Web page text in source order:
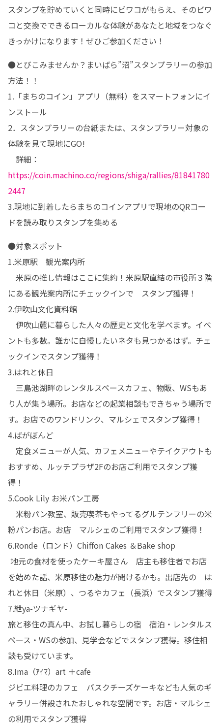
スタンプを貯めていくと同時にビワコがもらえ、そのビワ
コと交換でできるローカルな体験があなたと地域をつなぐ
きっかけになります！ぜひご参加ください！
●とびこみませんか？まいばら”沼”スタンプラリーの参加
方法！！
1.「まちのコイン」アプリ（無料）をスマートフォンにイ
ンストール
2．スタンプラリーの台紙または、スタンプラリー対象の
体験を見て現地にGO!
詳細：
https://coin.machino.co/regions/shiga/rallies/81841780
2447
3.現地に到着したらまちのコインアプリで現地のQRコー
ドを読み取りスタンプを集める
●対象スポット
1.米原駅　観光案内所
米原の推し情報はここに集約！米原駅直結の市役所３階
にある観光案内所にチェックインで　スタンプ獲得！
2.伊吹山文化資料館
伊吹山麓に暮らした人々の歴史と文化を学べます。イベ
ントも多数。誰かに自慢したいネタも見つかるはず。チェ
ックインでスタンプ獲得！
3.はれと休日
三島池湖畔のレンタルスペースカフェ、物販、WSもあ
り人が集う場所。お店などの起業相談もできちゃう場所で
す。お店でのワンドリンク、マルシェでスタンプ獲得！
4.ばがぼんど
定食メニューが人気、カフェメニューやテイクアウトも
おすすめ、ルッチプラザ2Fのお店ご利用でスタンプ獲
得！
5.Cook Lily お米パン工房
米粉パン教室、販売喫茶もやってるグルテンフリーの米
粉パンお店。お店　マルシェのご利用でスタンプ獲得！
6.Ronde（ロンド）Chiffon Cakes ＆Bake shop
を始めた話、米原移住の魅力が聞けるかも。出店先の　は
れと休日（米原）、つるやカフェ（長浜）でスタンプ獲得
7.紲ya-ツナギヤ-
旅と移住の真ん中、お試し暮らしの宿　宿泊・レンタルス
ペース・WSの参加、見学会などでスタンプ獲得。移住相
談も受けています。
8.Ima（ｱｲﾏ）art ＋cafe
ジビエ料理のカフェ　バスクチーズケーキなども人気のギ
ャラリー併設されたおしゃれな空間です。お店・マルシェ
の利用でスタンプ獲得